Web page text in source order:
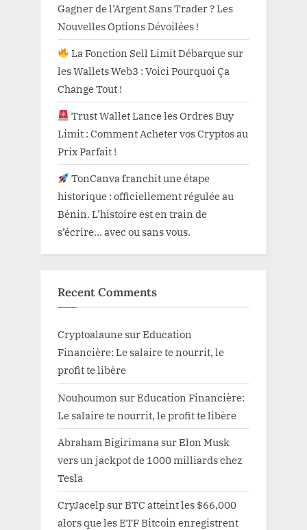
Gagner de l’Argent Sans Trader ? Les
Nouvelles Options Dévoilées !
La Fonction Sell Limit Débarque sur
les Wallets Web3 : Voici Pourquoi Ça
Change Tout !
Trust Wallet Lance les Ordres Buy
Limit : Comment Acheter vos Cryptos au
Prix Parfait !
TonCanva franchit une étape
historique : officiellement régulée au
Bénin. L’histoire est en train de
s’écrire… avec ou sans vous.
Recent Comments
Cryptoalaune surEducation
Financière: Le salaire te nourrit, le
profit te libère
Nouhoumon surEducation Financière:
Le salaire te nourrit, le profit te libère
Abraham Bigirimana surElon Musk
vers un jackpot de 1000 milliards chez
Tesla
CryJacelp surBTC atteint les $66,000
alors que les ETF Bitcoin enregistrent